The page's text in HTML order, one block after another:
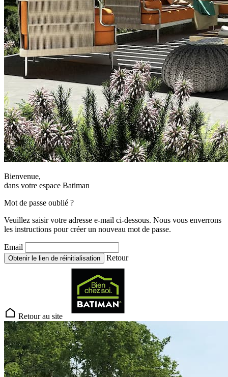
Bienvenue,
dans votre espace Batiman
Mot de passe oublié ?
Veuillez saisir votre adresse e-mail ci-dessous. Nous vous enverrons
les instructions pour créer un nouveau mot de passe.
Email
Obtenir le lien de réinitialisation Retour
Retour au site